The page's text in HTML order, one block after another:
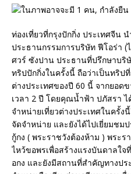
ท่องเที่ยวที่กรุงปักกิ่ง ประเทศจีน
ประธานกรรมการบริษัท ฟีโอร่า
ศวร์ ซังปาน ประธานที่ปรึกษาบริ
ทริปปักกิ่งในครั้งนี้ ถือว่าเป็นทริป
ต่างประเทศของปี 60 นี้ จากยอด
เวลา 2 ปี โดยคุณน้ำฟ้า ปภัสรา
จำหน่ายเที่ยวต่างประเทศในครั้
จัดจำหน่าย และยังได้ไปเยี่ยมชม
กู้กง ( พระราชวังต้องห้าม ) พระ
ไหว้ขอพรเพื่อสร้างแรงบันดาลใ
อกง และยังมีสถานที่สำคัญทางป